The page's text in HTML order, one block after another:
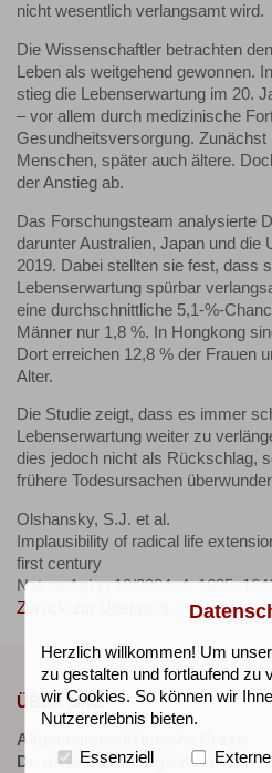
nicht wesentlich verlangsamt wird.
Die Wissenschaftler betrachten
Leben als weitgehend gewonnen.
stieg die Lebenserwartung im 20.
– vor allem durch medizinische
Gesundheitsversorgung. Zunächst
Menschen, später auch ältere.
der Anstieg ab.
Das Forschungsteam analysierte
darunter Australien, Japan und die
2019. Dabei stellten sie fest, dass
Lebenserwartung spürbar
eine durchschnittliche 5,1-%-
Männer nur 1,8 %. In Hongkong
Dort erreichen 12,8 % der Frauen
Alter.
Die Studie zeigt, dass es immer
Lebenserwartung weiter zu
dies jedoch nicht als Rückschlag,
frühere Todesursachen
Olshansky, S.J. et al.
Implausibility of radical life
first century
Nature Aging 10/2024; 4:
Zurück zur Übersicht
ÜBER UNS
Allgemeinmedizinische Praxis
Dr. med. Renate Ege-Kolandt
Herzlich willkommen! Um
zu gestalten und fortlaufend zu
wir Cookies. So können wir
Nutzererlebnis bieten.
Essenziell